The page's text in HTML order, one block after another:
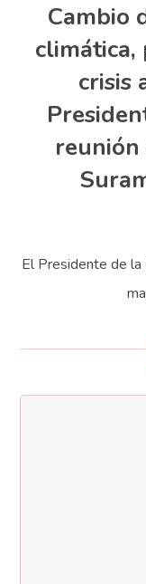
Cambio
crisis
El Presidente de